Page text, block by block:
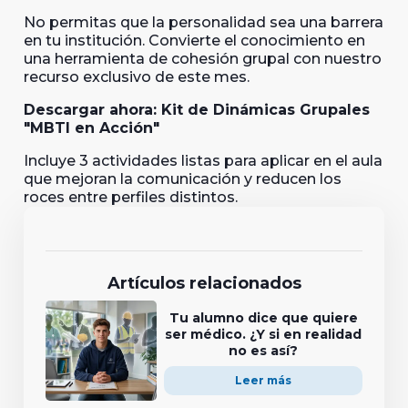
No permitas que la personalidad sea una barrera
en tu institución. Convierte el conocimiento en
una herramienta de cohesión grupal con nuestro
recurso exclusivo de este mes.
Descargar ahora: Kit de Dinámicas Grupales
"MBTI en Acción"
Incluye 3 actividades listas para aplicar en el aula
que mejoran la comunicación y reducen los
roces entre perfiles distintos.
Artículos relacionados
Tu alumno dice que quiere
ser médico. ¿Y si en realidad
no es así?
Leer más